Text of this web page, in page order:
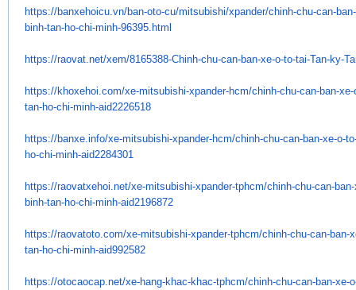
https://banxehoicu.vn/ban-oto-cu/mitsubishi/xpander/chinh-chu-can-
binh-tan-ho-chi-minh-96395.html
https://raovat.net/xem/8165388-Chinh-chu-can-ban-xe-o-to-tai-Tan-ky-
https://khoxehoi.com/xe-mitsubishi-xpander-hcm/chinh-chu-can-ban-
tan-ho-chi-minh-aid2226518
https://banxe.info/xe-mitsubishi-xpander-hcm/chinh-chu-can-ban-xe-o-
ho-chi-minh-aid2284301
https://raovatxehoi.net/xe-mitsubishi-xpander-tphcm/chinh-chu-can-
binh-tan-ho-chi-minh-aid2196872
https://raovatoto.com/xe-mitsubishi-xpander-tphcm/chinh-chu-can-ban-
tan-ho-chi-minh-aid992582
https://otocaocap.net/xe-hang-khac-khac-tphcm/chinh-chu-can-ban-xe-